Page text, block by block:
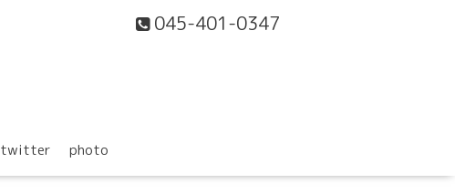
045-401-0347
twitter photo